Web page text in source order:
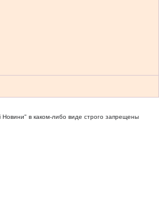
Новини" в каком-либо виде строго запрещены